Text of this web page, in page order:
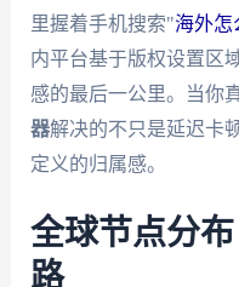
里握着手机搜索"海外怎
内平台基于版权设置区
感的最后一公里。当你
器解决的不只是延迟卡
定义的归属感。
全球节点分
路